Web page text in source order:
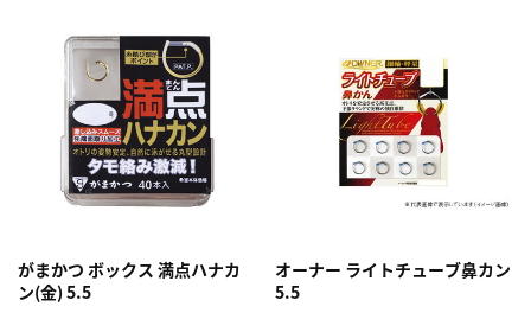
がまかつ ボックス 満点ハナカ
ン(金) 5.5
オーナー ライトチューブ鼻カン
5.5